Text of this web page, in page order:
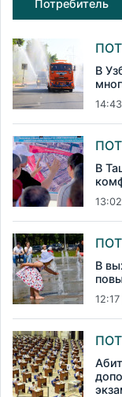
Потребитель
В
В
В